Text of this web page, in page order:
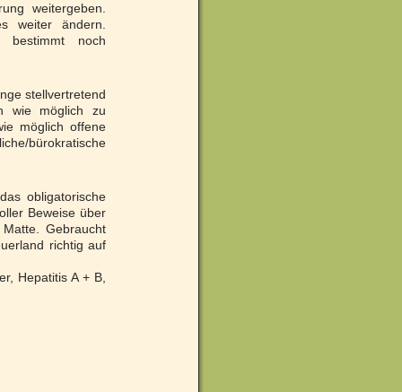
weitergeben.
weiter ändern.
noch
stellvertretend
wie möglich zu
möglich offene
obligatorische
Beweise über
Gebraucht
richtig auf
Hepatitis A + B,